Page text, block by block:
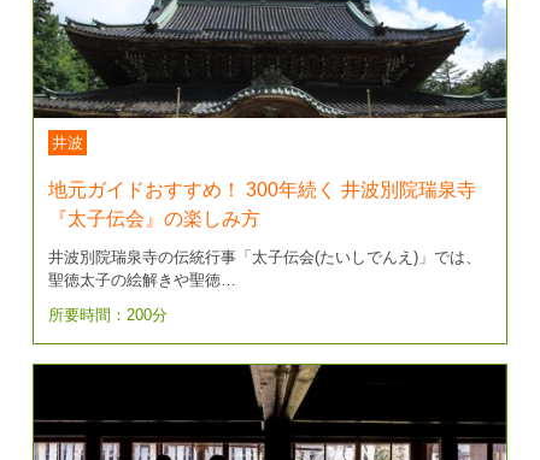
井波
地元ガイドおすすめ！ 300年続く 井波別院瑞泉寺
『太子伝会』の楽しみ方
井波別院瑞泉寺の伝統行事「太子伝会(たいしでんえ)」では、
聖徳太子の絵解きや聖徳…
所要時間：200分